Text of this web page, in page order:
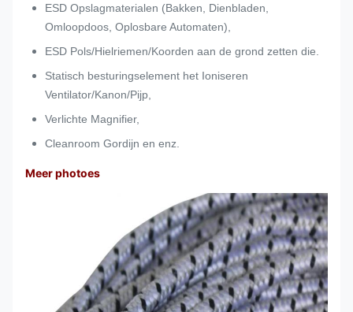
ESD Opslagmaterialen (Bakken, Dienbladen,
Omloopdoos, Oplosbare Automaten),
ESD Pols/Hielriemen/Koorden aan de grond zetten die.
Statisch besturingselement het Ioniseren
Ventilator/Kanon/Pijp,
Verlichte Magnifier,
Cleanroom Gordijn en enz.
Meer photoes